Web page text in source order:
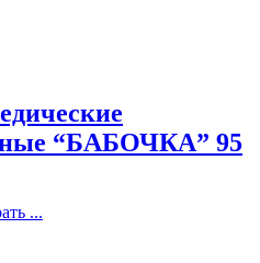
“БАБОЧКА” 95
...